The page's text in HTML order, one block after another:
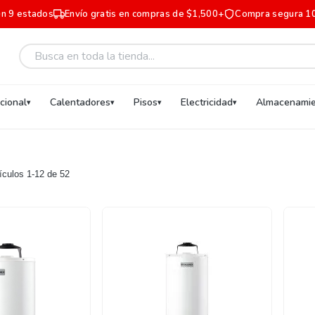
9 estados Envío gratis en compras de $1,500+ Compra segura
Calentadores Pisos Electricidad
1-12 de52